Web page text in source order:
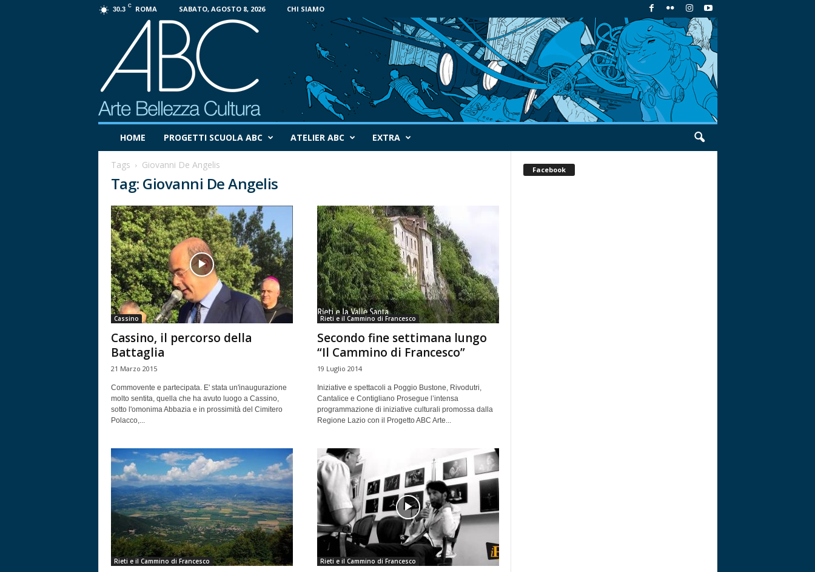
30.3 C ROMA SABATO, AGOSTO 8, 2026 CHI SIAMO
o
HOME PROGETTI SCUOLA ABC ATELIER ABC EXTRA
Tags Giovanni De Angelis
Tag: Giovanni De Angelis
Cassino
Cassino, il percorso della
Battaglia
21 Marzo 2015
Commovente e partecipata. E' stata un'inaugurazione
molto sentita, quella che ha avuto luogo a Cassino,
sotto l'omonima Abbazia e in prossimità del Cimitero
Polacco,...
Rieti e il Cammino di Francesco
Secondo fine settimana lungo
“Il Cammino di Francesco”
19 Luglio 2014
Iniziative e spettacoli a Poggio Bustone, Rivodutri,
Cantalice e Contigliano Prosegue l’intensa
programmazione di iniziative culturali promossa dalla
Regione Lazio con il Progetto ABC Arte...
Rieti e il Cammino di Francesco Rieti e il Cammino di Francesco
Facebook